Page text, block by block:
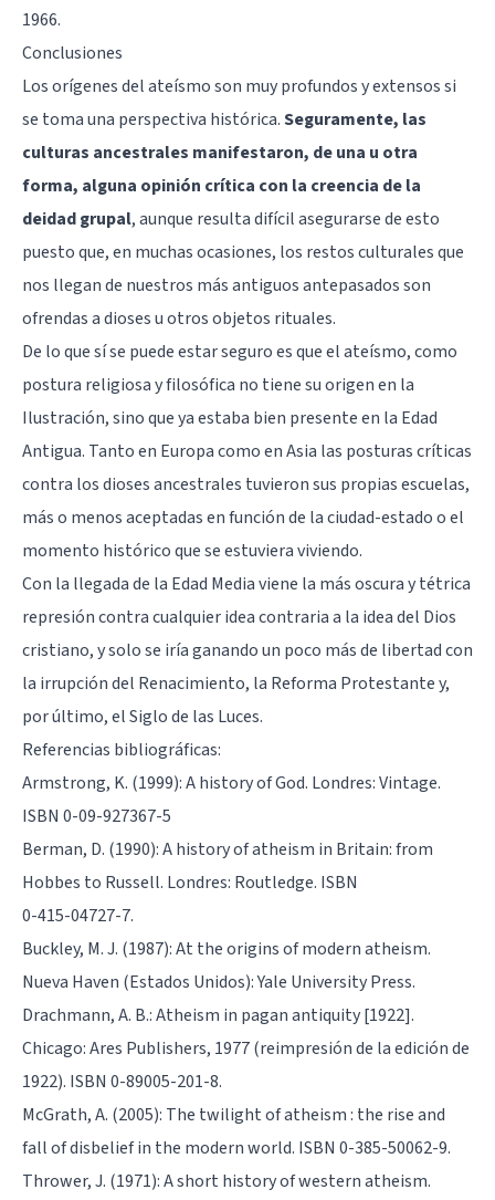
1966.
Conclusiones
Los orígenes del ateísmo son muy profundos y extensos si
se toma una perspectiva histórica.Seguramente, las
culturas ancestrales manifestaron, de una u otra
forma, alguna opinión crítica con la creencia de la
deidad grupal, aunque resulta difícil asegurarse de esto
puesto que, en muchas ocasiones, los restos culturales que
nos llegan de nuestros más antiguos antepasados son
ofrendas a dioses u otros objetos rituales.
De lo que sí se puede estar seguro es que el ateísmo, como
postura religiosa y filosófica no tiene su origen en la
Ilustración, sino que ya estaba bien presente en la Edad
Antigua. Tanto en Europa como en Asia las posturas críticas
contra los dioses ancestrales tuvieron sus propias escuelas,
más o menos aceptadas en función de la ciudad-estado o el
momento histórico que se estuviera viviendo.
Con la llegada de la Edad Media viene la más oscura y tétrica
represión contra cualquier idea contraria a la idea del Dios
cristiano, y solo se iría ganando un poco más de libertad con
la irrupción del Renacimiento, la Reforma Protestante y,
por último, el Siglo de las Luces.
Referencias bibliográficas:
Armstrong, K. (1999): A history of God. Londres: Vintage.
ISBN 0-09-927367-5
Berman, D. (1990): A history of atheism in Britain: from
Hobbes to Russell. Londres: Routledge. ISBN
0-415-04727-7.
Buckley, M. J. (1987): At the origins of modern atheism.
Nueva Haven (Estados Unidos): Yale University Press.
Drachmann, A. B.: Atheism in pagan antiquity [1922].
Chicago: Ares Publishers, 1977 (reimpresión de la edición de
1922). ISBN 0-89005-201-8.
McGrath, A. (2005): The twilight of atheism : the rise and
fall of disbelief in the modern world. ISBN 0-385-50062-9.
Thrower, J. (1971): A short history of western atheism.